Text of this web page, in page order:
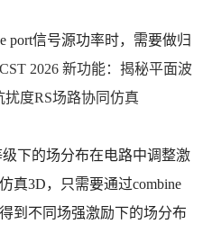
port信号源功率时，需要做归
CST 2026 新功能：揭秘平面波
度RS场路协同仿真
下的场分布在电路中调整激
真3D，只需要通过combine
到不同场强激励下的场分布